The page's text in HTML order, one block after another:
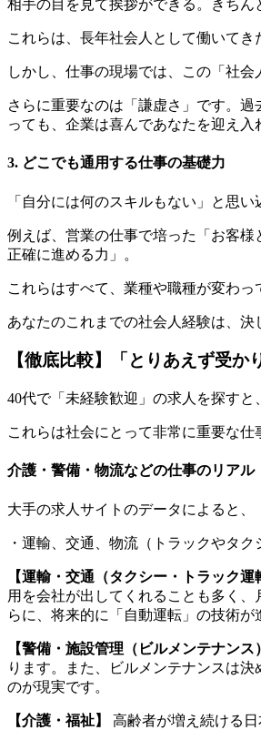
相手の目を見て挨拶ができる。きちん
これらは、長年社会人として働いて
しかし、仕事の現場では、この「社
さらに重要なのは「謙虚さ」です。
っても、企業は喜んであなたを迎え入
3. どこでも通用する仕事の基礎力
「自分には何のスキルもない」と思
例えば、営業の仕事で培った「お客
正確に進める力」。
これらはすべて、業種や職種が変わっ
あなたのこれまでの社会人経験は、決
【徹底比較】「とりあえず受
40代で「未経験歓迎」の求人を探す
これらは社会にとって非常に重要な
介護・警備・物流などの仕事のリアル
大手の求人サイトのデータによると、
・運輸、交通、物流（トラックやタ
【運輸・交通（タクシー・トラック運
用を会社が出してくれることも多く
らに、将来的に「自動運転」の技術
【警備・施設管理（ビルメンテナンス
ります。また、ビルメンテナンスは
のが現実です。
【介護・福祉】
高齢者が増え続ける